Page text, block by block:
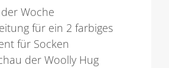
Woche
für ein 2 farbiges
für Socken
der Woolly Hug